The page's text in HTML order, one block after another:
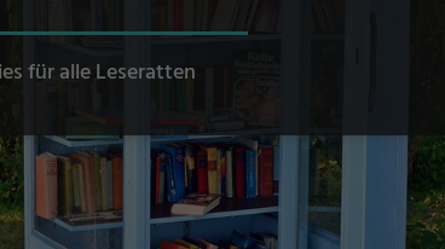
für alle Leseratten